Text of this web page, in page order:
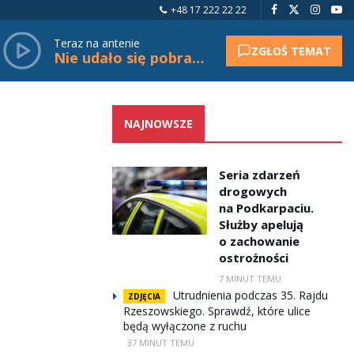
+48 17 222 22 22
Teraz na antenie
Nie udało się pobrać tytułu. ZGŁOŚ TEMAT
NAJNOWSZE
Seria zdarzeń
drogowych
na Podkarpaciu.
Służby apelują
o zachowanie
ostrożności
7 MINUT TEMU
ZDJĘCIA
Utrudnienia podczas 35. Rajdu
Rzeszowskiego. Sprawdź, które ulice
będą wyłączone z ruchu
37 MINUT TEMU